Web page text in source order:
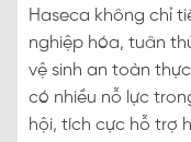
Haseca không chỉ
nghiệp hóa, tuân
vệ sinh an toàn
có nhiều nỗ lực
hội, tích cực hỗ trợ